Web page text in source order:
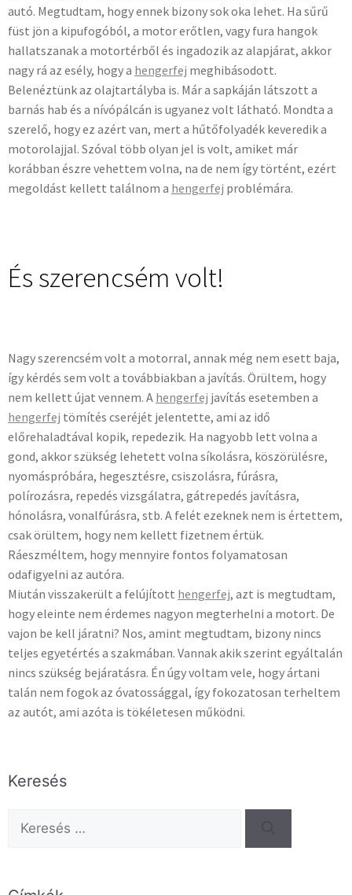
autó. Megtudtam, hogy ennek bizony sok oka lehet. Ha sűrű
füst jön a kipufogóból, a motor erőtlen, vagy fura hangok
hallatszanak a motortérből és ingadozik az alapjárat, akkor
nagy rá az esély, hogy a hengerfej meghibásodott.
Belenéztünk az olajtartályba is. Már a sapkáján látszott a
barnás hab és a nívópálcán is ugyanez volt látható. Mondta a
szerelő, hogy ez azért van, mert a hűtőfolyadék keveredik a
motorolajjal. Szóval több olyan jel is volt, amiket már
korábban észre vehettem volna, na de nem így történt, ezért
megoldást kellett találnom a hengerfej problémára.
És szerencsém volt!
Nagy szerencsém volt a motorral, annak még nem esett baja,
így kérdés sem volt a továbbiakban a javítás. Örültem, hogy
nem kellett újat vennem. A hengerfej javítás esetemben a
hengerfej tömítés cseréjét jelentette, ami az idő
előrehaladtával kopik, repedezik. Ha nagyobb lett volna a
gond, akkor szükség lehetett volna síkolásra, köszörülésre,
nyomáspróbára, hegesztésre, csiszolásra, fúrásra,
polírozásra, repedés vizsgálatra, gátrepedés javításra,
hónolásra, vonalfúrásra, stb. A felét ezeknek nem is értettem,
csak örültem, hogy nem kellett fizetnem értük.
Ráeszméltem, hogy mennyire fontos folyamatosan
odafigyelni az autóra.
Miután visszakerült a felújított hengerfej, azt is megtudtam,
hogy eleinte nem érdemes nagyon megterhelni a motort. De
vajon be kell járatni? Nos, amint megtudtam, bizony nincs
teljes egyetértés a szakmában. Vannak akik szerint egyáltalán
nincs szükség bejáratásra. Én úgy voltam vele, hogy ártani
talán nem fogok az óvatossággal, így fokozatosan terheltem
az autót, ami azóta is tökéletesen működni.
Keresés